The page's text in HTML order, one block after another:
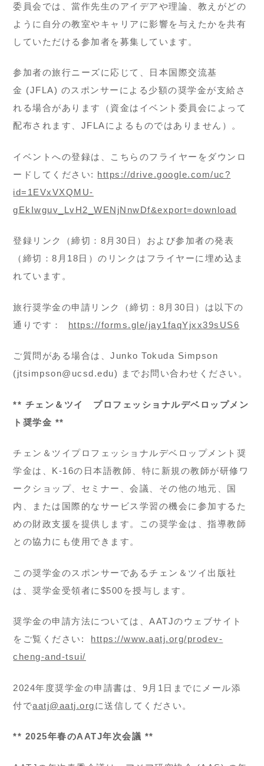
委員会では、當作先生のアイデアや理論、教えがどの
ように自分の教室やキャリアに影響を与えたかを共有
していただける参加者を募集しています。
参加者の旅行ニーズに応じて、日本国際交流基
金 (JFLA) のスポンサーによる少額の奨学金が支給さ
れる場合があります（資金はイベント委員会によって
配布されます、JFLAによるものではありません）。
イベントへの登録は、こちらのフライヤーをダウンロ
ードしてください: https://drive.google.com/uc?
id=1EVxVXQMU-
gEkIwguv_LvH2_WENjNnwDf&export=download
登録リンク（締切：8月30日）および参加者の発表
（締切：8月18日）のリンクはフライヤーに埋め込ま
れています。
旅行奨学金の申請リンク（締切：8月30日）は以下の
通りです： https://forms.gle/jay1faqYjxx39sUS6
ご質問がある場合は、Junko Tokuda Simpson
(jtsimpson@ucsd.edu) までお問い合わせください。
** チェン＆ツイ プロフェッショナルデベロップメン
ト奨学金 **
チェン＆ツイプロフェッショナルデベロップメント奨
学金は、K-16の日本語教師、特に新規の教師が研修ワ
ークショップ、セミナー、会議、その他の地元、国
内、または国際的なサービス学習の機会に参加するた
めの財政支援を提供します。この奨学金は、指導教師
との協力にも使用できます。
この奨学金のスポンサーであるチェン＆ツイ出版社
は、奨学金受領者に$500を授与します。
奨学金の申請方法については、AATJのウェブサイト
をご覧ください: https://www.aatj.org/prodev-
cheng-and-tsui/
2024年度奨学金の申請書は、9月1日までにメール添
付でaatj@aatj.orgに送信してください。
** 2025年春のAATJ年次会議 **